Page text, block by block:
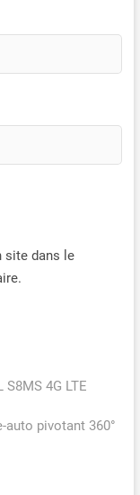
site dans le
4G LTE
auto pivotant 360°